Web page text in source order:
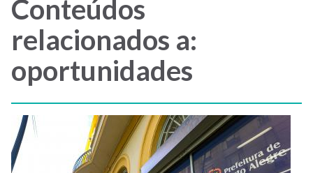
Conteúdos
relacionados a:
oportunidades